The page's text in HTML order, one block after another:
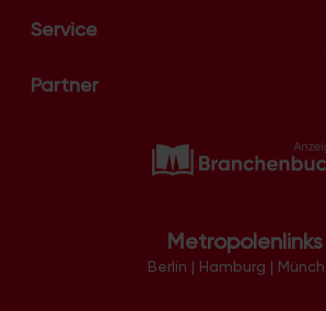
Service
Partner
Metropolenlinks
Berlin | Hamburg |